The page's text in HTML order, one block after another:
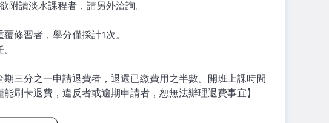
附讀淡水課程者，請另外洽詢。
覆修習者，學分僅採計1次。
三分之一申請退費者，退還已繳費用之半數。開班上課時間
刷卡退費，違反者或逾期申請者，恕無法辦理退費事宜】